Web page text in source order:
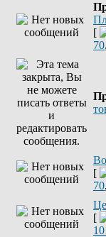
[
70,
[
70,
[